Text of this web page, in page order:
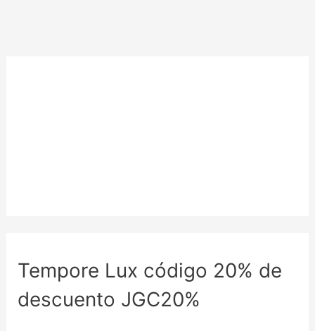
Tempore Lux código 20% de
descuento JGC20%